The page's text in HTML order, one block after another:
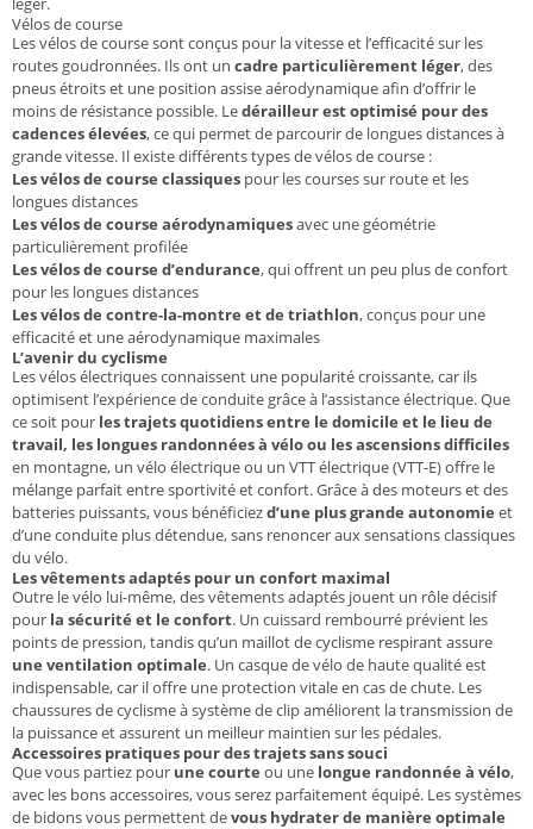
Vélos de course
Les vélos de course sont conçus pour la vitesse et l’efficacité sur les
routes goudronnées. Ils ont un cadre particulièrement léger, des
pneus étroits et une position assise aérodynamique afin d’offrir le
moins de résistance possible. Ledérailleur est optimisé pour des
cadences élevées, ce qui permet de parcourir de longues distances à
grande vitesse. Il existe différents types de vélos de course :
Les vélos de course classiques pour les courses sur route et les
longues distances
Les vélos de course aérodynamiquesavec une géométrie
particulièrement profilée
Les vélos de course d’endurance, qui offrent un peu plus de confort
pour les longues distances
Les vélos de contre-la-montre et de triathlon, conçus pour une
efficacité et une aérodynamique maximales
L’avenir du cyclisme
Les vélos électriques connaissent une popularité croissante, car ils
optimisent l’expérience de conduite grâce à l’assistance électrique. Que
ce soit pour les trajets quotidiens entre le domicile et le lieu de
travail, les longues randonnées à vélo ou les ascensions difficiles
en montagne, un vélo électrique ou un VTT électrique (VTT-E) offre le
mélange parfait entre sportivité et confort. Grâce à des moteurs et des
batteries puissants, vous bénéficiezd’une plus grande autonomie et
d’une conduite plus détendue, sans renoncer aux sensations classiques
du vélo.
Les vêtements adaptés pour un confort maximal
Outre le vélo lui-même, des vêtements adaptés jouent un rôle décisif
pour la sécurité et le confort. Un cuissard rembourré prévient les
points de pression, tandis qu’un maillot de cyclisme respirant assure
une ventilation optimale. Un casque de vélo de haute qualité est
indispensable, car il offre une protection vitale en cas de chute. Les
chaussures de cyclisme à système de clip améliorent la transmission de
la puissance et assurent un meilleur maintien sur les pédales.
Accessoires pratiques pour des trajets sans souci
Que vous partiez pour une courte ou une longue randonnée à vélo,
avec les bons accessoires, vous serez parfaitement équipé. Les systèmes
de bidons vous permettent devous hydrater de manière optimale